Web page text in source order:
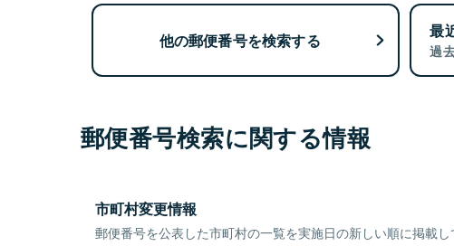
他の郵便番号を検索する 最
過
郵便番号検索に関する情報
市町村変更情報
郵便番号を公表した市町村の一覧を実施日の新しい順に掲載し